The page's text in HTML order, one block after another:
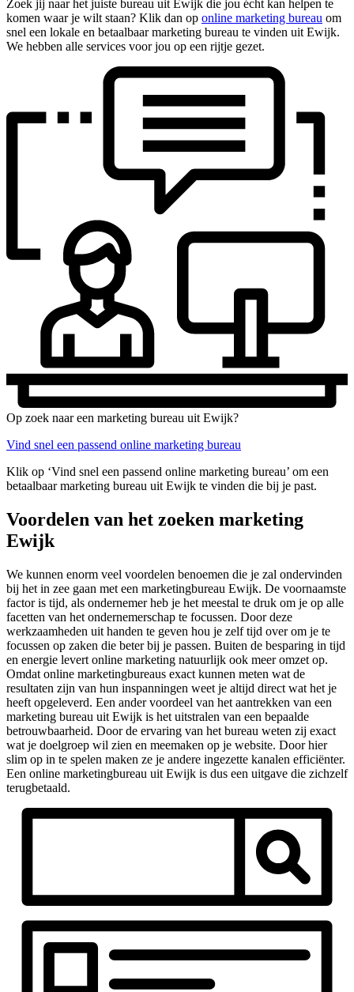
Zoek jij naar het juiste bureau uit Ewijk die jou écht kan helpen te
komen waar je wilt staan? Klik dan op online marketing bureau om
snel een lokale en betaalbaar marketing bureau te vinden uit Ewijk.
We hebben alle services voor jou op een rijtje gezet.
Op zoek naar een marketing bureau uit Ewijk?
Vind snel een passend online marketing bureau
Klik op ‘Vind snel een passend online marketing bureau’ om een
betaalbaar marketing bureau uit Ewijk te vinden die bij je past.
Voordelen van het zoeken marketing
Ewijk
We kunnen enorm veel voordelen benoemen die je zal ondervinden
bij het in zee gaan met een marketingbureau Ewijk. De voornaamste
factor is tijd, als ondernemer heb je het meestal te druk om je op alle
facetten van het ondernemerschap te focussen. Door deze
werkzaamheden uit handen te geven hou je zelf tijd over om je te
focussen op zaken die beter bij je passen. Buiten de besparing in tijd
en energie levert online marketing natuurlijk ook meer omzet op.
Omdat online marketingbureaus exact kunnen meten wat de
resultaten zijn van hun inspanningen weet je altijd direct wat het je
heeft opgeleverd. Een ander voordeel van het aantrekken van een
marketing bureau uit Ewijk is het uitstralen van een bepaalde
betrouwbaarheid. Door de ervaring van het bureau weten zij exact
wat je doelgroep wil zien en meemaken op je website. Door hier
slim op in te spelen maken ze je andere ingezette kanalen efficiënter.
Een online marketingbureau uit Ewijk is dus een uitgave die zichzelf
terugbetaald.